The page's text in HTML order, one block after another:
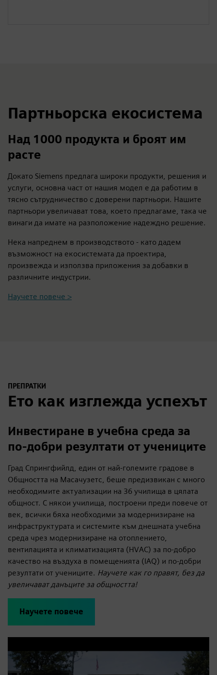
Партньорска екосистема
Над 1000 продукта и броят им
расте
Докато Siemens предлага широки продукти, решения и
услуги, основна част от нашия модел е да работим в
тясно сътрудничество с доверени партньори. Нашите
партньори увеличават това, което предлагаме, така че
винаги да имате на разположение надеждно решение.
Нека напреднем в производството - като дадем
възможност на екосистемата да проектира,
произвежда и използва приложения за добавки в
различните индустрии.
Научете повече >
ПРЕПРАТКИ
Ето как изглежда успехът
Инвестиране в учебна среда за
по-добри резултати от учениците
Град Спрингфийлд, един от най-големите градове в
Общността на Масачузетс, беше предизвикан с много
необходимите актуализации на 36 училища в цялата
общност. С някои училища, построени преди повече от
век, всички бяха необходими за модернизиране на
инфраструктурата и системите към днешната учебна
среда чрез модернизиране на отоплението,
вентилацията и климатизацията (HVAC) за по-добро
качество на въздуха в помещенията (IAQ) и по-добри
резултати от учениците. Научете как го правят, без да
увеличават данъците за общността!
Научете повече